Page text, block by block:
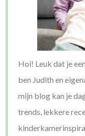
Hoi! Leuk dat je
ben Judith en
mijn blog kan je
trends, lekkere